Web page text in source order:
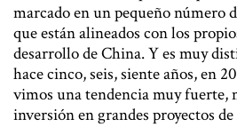
marcado en un pequeño número
que están alineados con los
desarrollo de China. Y es muy
hace cinco, seis, siente años, en
vimos una tendencia muy fuerte,
inversión en grandes proyectos